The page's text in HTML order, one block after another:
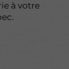
à votre